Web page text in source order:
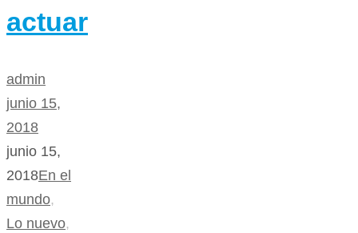
actuar
admin
junio 15,
2018
junio 15,
2018En el
mundo,
Lo nuevo,